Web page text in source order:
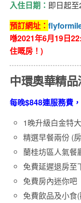
入住日期： 即日起至
預訂網址：
喺2021年6月19日
住嘅房！)
中環奧華精
每晚$848連服務費
1晚升級白金特
精選早餐兩份 (
蘭桂坊區人氣餐
免費延遲退房至
免費房內迷你吧
免費飲品及小食